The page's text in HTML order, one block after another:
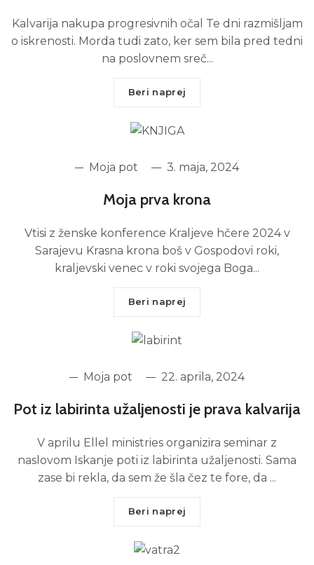
Kalvarija nakupa progresivnih očal Te dni razmišljam
o iskrenosti. Morda tudi zato, ker sem bila pred tedni
na poslovnem sreč...
Beri naprej
Moja pot 3. maja, 2024
Moja prva krona
Vtisi z ženske konference Kraljeve hčere 2024 v
Sarajevu Krasna krona boš v Gospodovi roki,
kraljevski venec v roki svojega Boga...
Beri naprej
Moja pot 22. aprila, 2024
Pot iz labirinta užaljenosti je prava kalvarija
V aprilu Ellel ministries organizira seminar z
naslovom Iskanje poti iz labirinta užaljenosti. Sama
zase bi rekla, da sem že šla čez te fore, da ...
Beri naprej